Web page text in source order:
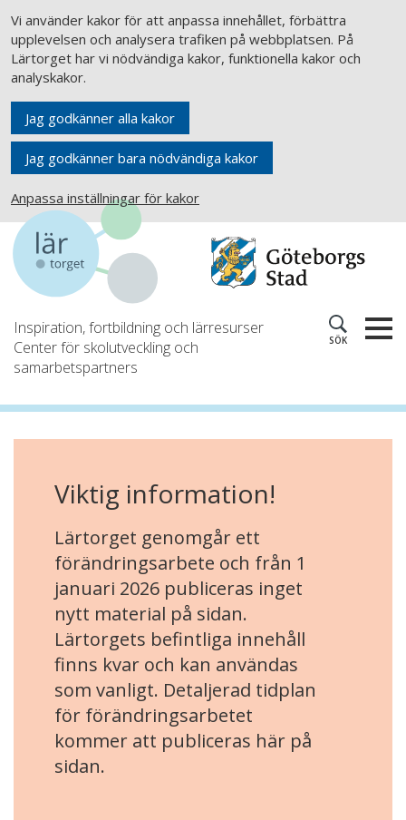
Vi använder kakor för att anpassa innehållet, förbättra
upplevelsen och analysera trafiken på webbplatsen. På
Lärtorget har vi nödvändiga kakor, funktionella kakor och
analyskakor.
Jag godkänner alla kakor
Jag godkänner bara nödvändiga kakor
Anpassa inställningar för kakor
Inspiration, fortbildning och lärresurser
Center för skolutveckling och
samarbetspartners
SÖK
Viktig information!
Lärtorget genomgår ett
förändringsarbete och från 1
januari 2026 publiceras inget
nytt material på sidan.
Lärtorgets befintliga innehåll
finns kvar och kan användas
som vanligt. Detaljerad tidplan
för förändringsarbetet
kommer att publiceras här på
sidan.